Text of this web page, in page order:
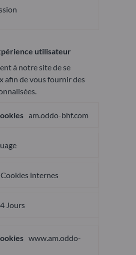
utilisateur
à notre site de se
afin de vous fournir des
am.oddo-bhf.com
Cookies internes
Jours
www.am.oddo-